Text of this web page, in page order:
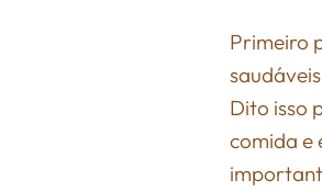
Primeiro
Dito isso
comida e